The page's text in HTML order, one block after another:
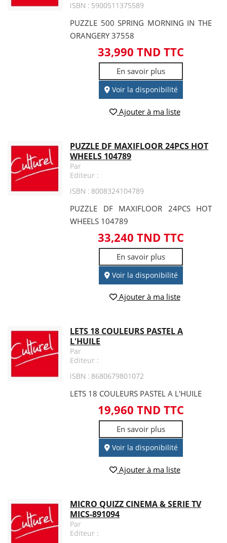
ISBN : 5900511375589
PUZZLE 500 SPRING MORNING IN THE
ORANGERY 37558
33,990 TND TTC
En savoir plus
Voir la disponibilité
Ajouter à ma liste
PUZZLE DF MAXIFLOOR 24PCS HOT
WHEELS 104789
Par
Editeur :
ISBN : 8008324104789
PUZZLE DF MAXIFLOOR 24PCS HOT
WHEELS 104789
33,240 TND TTC
En savoir plus
Voir la disponibilité
Ajouter à ma liste
LETS 18 COULEURS PASTEL A
L'HUILE
Par
Editeur :
ISBN : 8680679801072
LETS 18 COULEURS PASTEL A L'HUILE
19,960 TND TTC
En savoir plus
Voir la disponibilité
Ajouter à ma liste
MICRO QUIZZ CINEMA & SERIE TV
MICS-891094
Par
Editeur :